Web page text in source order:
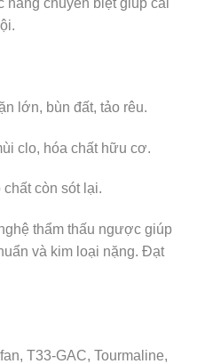
năng chuyên biệt giúp cải
lớn, bùn đất, tảo rêu.
clo, hóa chất hữu cơ.
chất còn sót lại.
thẩm thấu ngược giúp
và kim loại nặng. Đạt
T33-GAC, Tourmaline,